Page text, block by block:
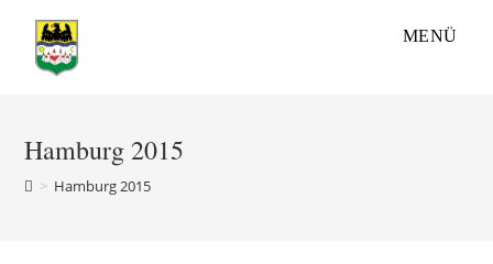
Inhalt
springen
MENÜ
Hamburg 2015
> Hamburg 2015